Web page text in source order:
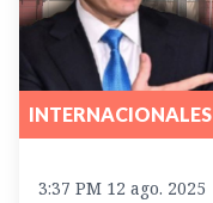
INTERNACIONALES
3:37 PM 12 ago. 2025